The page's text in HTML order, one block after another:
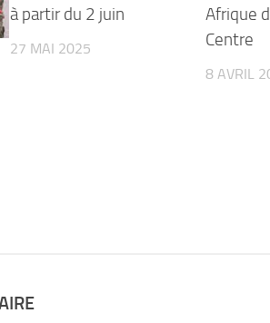
à partir du 2 juin
27 MAI 2025
Afrique
Centre
8 AVRIL